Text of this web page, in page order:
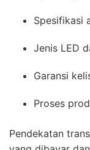
Spesifikasi
Jenis LED
Garansi
Proses
Pendekatan